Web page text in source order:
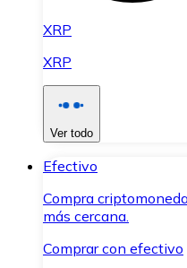
XRP
XRP
Ver todo
Efectivo
Compra
más cercana.
Comprar con efectivo